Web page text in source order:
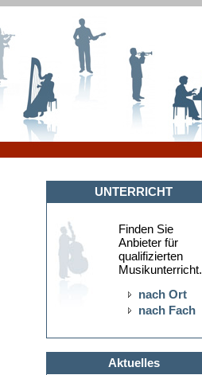
UNTERRICHT
Finden Sie
Anbieter für
qualifizierten
Musikunterricht.
nach Ort
nach Fach
Aktuelles